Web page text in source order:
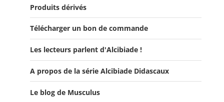
Produits dérivés
Télécharger un bon de commande
Les lecteurs parlent d'Alcibiade !
Les lecteurs en parlent - Livre d'0r
Flipbook Exposé Alcibiade Didascaux
A propos de la série Alcibiade Didascaux
Le blog de Musculus